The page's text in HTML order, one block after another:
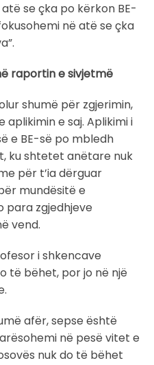
se çka po kërkon BE-
në atë se çka
raportin e sivjetmë
shumë për zgjerimin,
e saj. Aplikimi i
e BE-së po mbledh
ku shtetet anëtare nuk
për t’ia dërguar
mundësitë e
para zgjedhjeve
vend.
i shkencave
të bëhet, por jo në një
afër, sepse është
në pesë vitet e
nuk do të bëhet